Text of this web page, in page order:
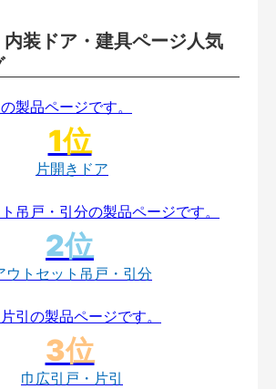
装ドア・建具ページ人気
片開きドア
ウトセット吊戸・引分
巾広引戸・片引